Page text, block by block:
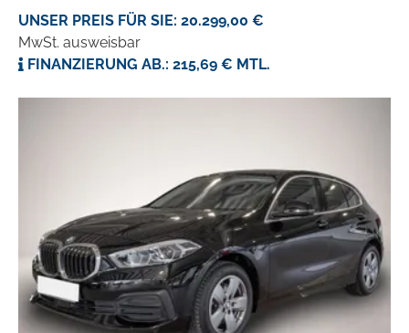
UNSER PREIS FÜR SIE: 20.299,00 €
MwSt. ausweisbar
FINANZIERUNG AB.: 215,69 € MTL.